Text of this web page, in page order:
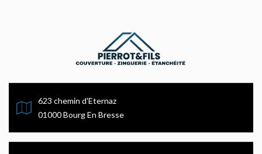
623 chemin d'Eternaz
01000 Bourg En Bresse